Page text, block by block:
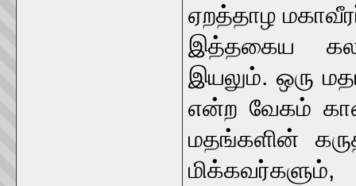
ஏறத்தாழ
இத்தகைய
இயலும். ஒரு
என்ற வேகம்
மதங்களின்